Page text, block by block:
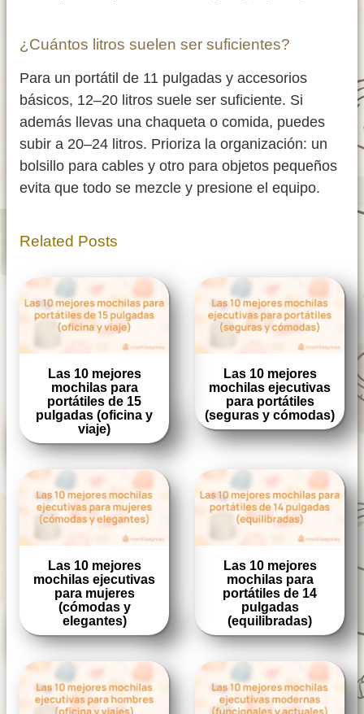
¿Cuántos litros suelen ser suficientes?
Para un portátil de 11 pulgadas y accesorios
básicos, 12–20 litros suele ser suficiente. Si
además llevas una chaqueta o comida, puedes
subir a 20–24 litros. Prioriza la organización: un
bolsillo para cables y otro para objetos pequeños
evita que todo se mezcle y presione el equipo.
Related Posts
Las 10 mejores
mochilas para
portátiles de 15
pulgadas (oficina y
viaje)
Las 10 mejores
mochilas ejecutivas
para portátiles
(seguras y cómodas)
Las 10 mejores
mochilas ejecutivas
para mujeres
(cómodas y
elegantes)
Las 10 mejores
mochilas para
portátiles de 14
pulgadas
(equilibradas)